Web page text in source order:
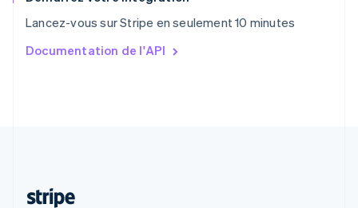
Lancez-vous sur Stripe en seulement 10 minutes
Documentation de l'API
English简体中文
English